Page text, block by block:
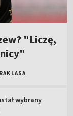
"Liczę,
wybrany